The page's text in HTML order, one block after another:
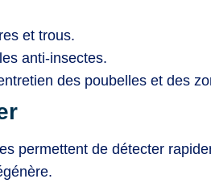
et trous.
anti-insectes.
des poubelles et des
permettent de détecter